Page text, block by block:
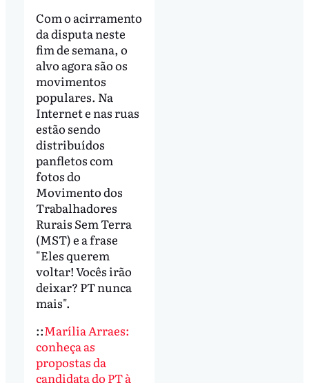
Com o acirramento
da disputa neste
fim de semana, o
alvo agora são os
movimentos
populares. Na
Internet e nas ruas
estão sendo
distribuídos
panfletos com
fotos do
Movimento dos
Trabalhadores
Rurais Sem Terra
(MST) e a frase
"Eles querem
voltar! Vocês irão
deixar? PT nunca
mais".
::Marília Arraes:
conheça as
propostas da
candidata do PT à